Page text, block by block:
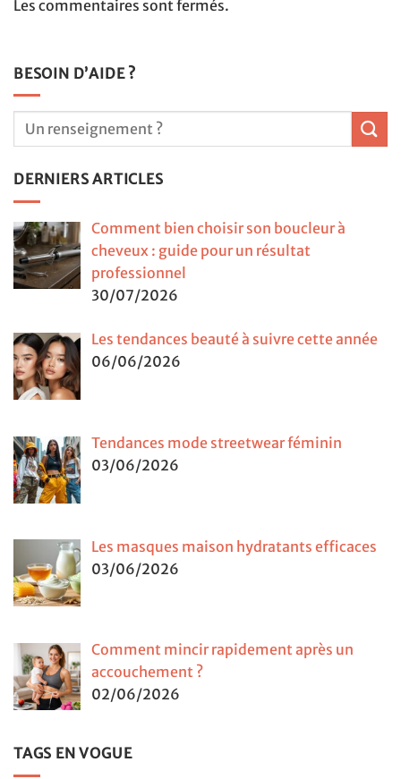
Les commentaires sont fermés.
BESOIN D’AIDE ?
DERNIERS ARTICLES
Comment bien choisir son boucleur à
cheveux : guide pour un résultat
professionnel
30/07/2026
Les tendances beauté à suivre cette année
06/06/2026
Tendances mode streetwear féminin
03/06/2026
Les masques maison hydratants efficaces
03/06/2026
Comment mincir rapidement après un
accouchement ?
02/06/2026
TAGS EN VOGUE